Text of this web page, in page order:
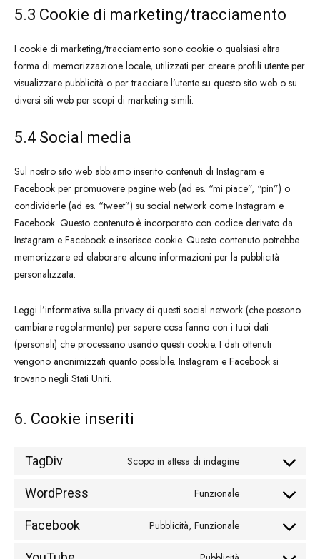
5.3 Cookie di marketing/tracciamento
I cookie di marketing/tracciamento sono cookie o qualsiasi altra
forma di memorizzazione locale, utilizzati per creare profili utente per
visualizzare pubblicità o per tracciare l’utente su questo sito web o su
diversi siti web per scopi di marketing simili.
5.4 Social media
Sul nostro sito web abbiamo inserito contenuti di Instagram e
Facebook per promuovere pagine web (ad es. “mi piace”, “pin”) o
condividerle (ad es. “tweet”) su social network come Instagram e
Facebook. Questo contenuto è incorporato con codice derivato da
Instagram e Facebook e inserisce cookie. Questo contenuto potrebbe
memorizzare ed elaborare alcune informazioni per la pubblicità
personalizzata.
Leggi l’informativa sulla privacy di questi social network (che possono
cambiare regolarmente) per sapere cosa fanno con i tuoi dati
(personali) che processano usando questi cookie. I dati ottenuti
vengono anonimizzati quanto possibile. Instagram e Facebook si
trovano negli Stati Uniti.
6. Cookie inseriti
TagDiv Scopo in attesa di indagine
WordPress Funzionale
wordpress
Facebook Pubblicità, Funzionale